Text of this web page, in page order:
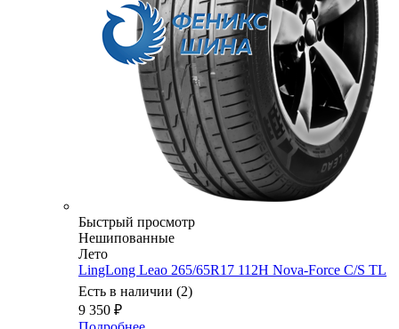
Быстрый просмотр
Нешипованные
Лето
LingLong Leao 265/65R17 112H Nova-Force C/S TL
Есть в наличии (2)
9 350 ₽